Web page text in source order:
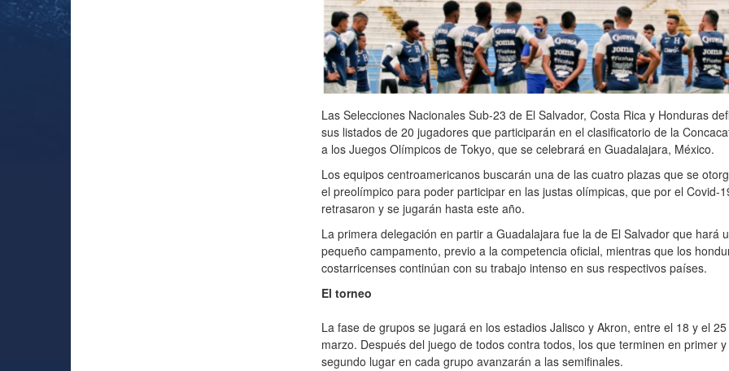
Las Selecciones Nacionales Sub-23 de El Salvador, Costa Rica y Honduras
sus listados de 20 jugadores que participarán en el clasificatorio de la
a los Juegos Olímpicos de Tokyo, que se celebrará en Guadalajara, México.
Los equipos centroamericanos buscarán una de las cuatro plazas que se
el preolímpico para poder participar en las justas olímpicas, que por el Covid-
retrasaron y se jugarán hasta este año.
La primera delegación en partir a Guadalajara fue la de El Salvador que hará
pequeño campamento, previo a la competencia oficial, mientras que los
costarricenses continúan con su trabajo intenso en sus respectivos países.
El torneo
La fase de grupos se jugará en los estadios Jalisco y Akron, entre el 18 y el
marzo. Después del juego de todos contra todos, los que terminen en primer y
segundo lugar en cada grupo avanzarán a las semifinales.